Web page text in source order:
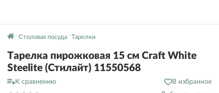
Столовая посуда Тарелки
Тарелка пирожковая 15 см Craft White
Steelite (Стилайт) 11550568
К сравнению
В избранное